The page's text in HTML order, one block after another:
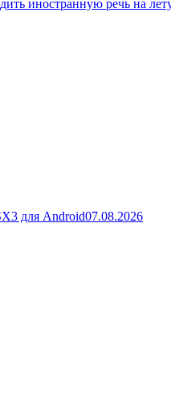
иностранную речь на
для Android07.08.2026